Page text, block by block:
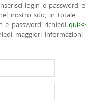
login e password e
nostro sito, in totale
e password richiediqui>>.
maggiori informazioni